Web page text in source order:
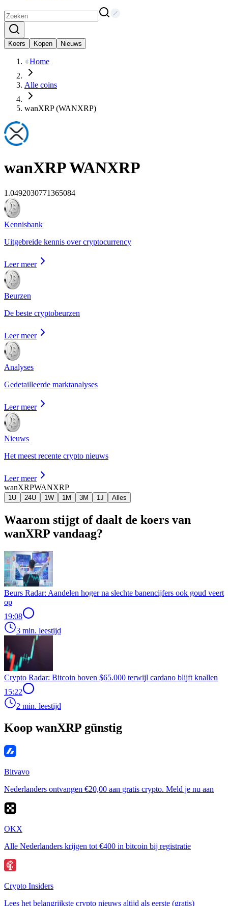
Koers Kopen Nieuws
Home
Alle coins
wanXRP (WANXRP)
wanXRPWANXRP
1.0492030771365084
Kennisbank
Uitgebreide kennis over cryptocurrency
Leer meer
Beurzen
De beste cryptobeurzen
Leer meer
Analyses
Gedetailleerde marktanalyses
Leer meer
Nieuws
Het meest recente crypto nieuws
Leer meer
wanXRPWANXRP
1U 24U 1W 1M 3M 1J Alles
Waarom stijgt of daalt de koers van
wanXRP vandaag?
Beurs Radar: Aandelen hoger na slechte banencijfers ook goud veert
op
19:08
3 min. leestijd
Crypto Radar: Bitcoin boven $65.000 terwijl cardano blijft knallen
15:22
2 min. leestijd
Koop wanXRP günstig
Bitvavo
Nederlanders ontvangen €20,00 aan gratis crypto. Meld je nu aan
OKX
Alle Nederlanders krijgen tot €400 in bitcoin bij registratie
Crypto Insiders
Lees het belangrijkste crypto nieuws altijd als eerste (gratis)